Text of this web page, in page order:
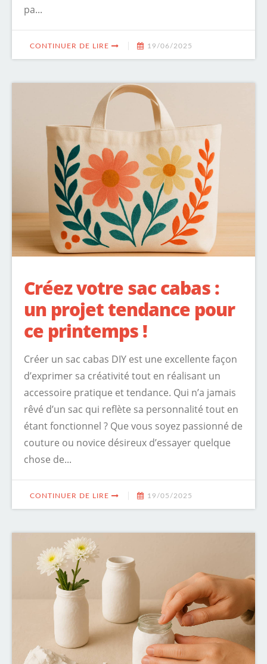
pa...
CONTINUER DE LIRE 19/06/2025
Créez votre sac cabas :
un projet tendance pour
ce printemps !
Créer un sac cabas DIY est une excellente façon
d’exprimer sa créativité tout en réalisant un
accessoire pratique et tendance. Qui n’a jamais
rêvé d’un sac qui reflète sa personnalité tout en
étant fonctionnel ? Que vous soyez passionné de
couture ou novice désireux d’essayer quelque
chose de...
CONTINUER DE LIRE 19/05/2025